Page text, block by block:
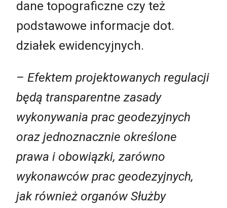
dane topograficzne czy też
podstawowe informacje dot.
działek ewidencyjnych.
– Efektem projektowanych regulacji
będą transparentne zasady
wykonywania prac geodezyjnych
oraz jednoznacznie określone
prawa i obowiązki, zarówno
wykonawców prac geodezyjnych,
jak również organów Służby